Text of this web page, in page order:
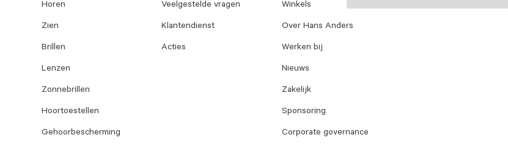
Horen
Zien
Brillen
Lenzen
Zonnebrillen
Hoortoestellen
Gehoorbescherming
Veelgestelde vragen
Klantendienst
Acties
Winkels
Over Hans Anders
Werken bij
Nieuws
Zakelijk
Sponsoring
Corporate governance